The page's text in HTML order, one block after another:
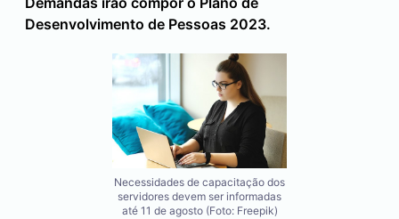
Desenvolvimento de Pessoas 2023.
Necessidades de capacitação dos
servidores devem ser informadas
até 11 de agosto (Foto: Freepik)